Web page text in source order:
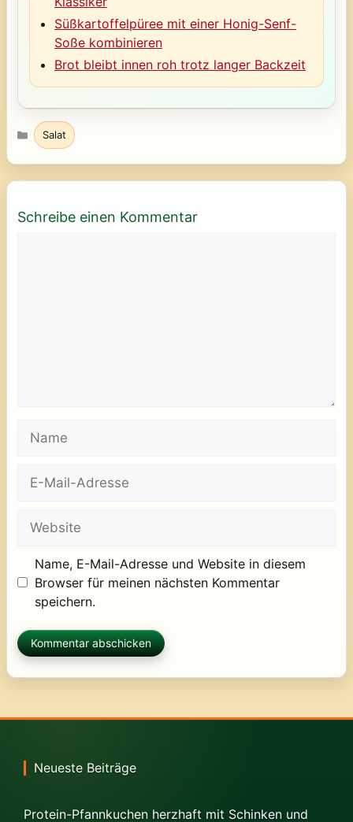
Süßkartoffelpüree mit einer Honig-Senf-
Soße kombinieren
Brot bleibt innen roh trotz langer Backzeit
Kategorien
Salat
Schreibe einen Kommentar
Mail-
Name, E-Mail-Adresse und Website in diesem
Browser für meinen nächsten Kommentar
speichern.
Neueste Beiträge
Protein-Pfannkuchen herzhaft mit Schinken und